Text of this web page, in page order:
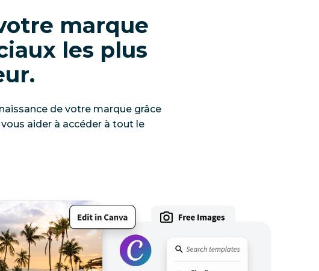
marque
les plus
de votre marque grâce
aider à accéder à tout le